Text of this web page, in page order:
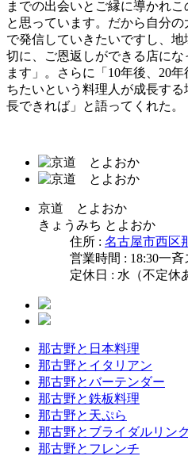
までの出会いとご縁に導かれ
と思っています。だから自分
で発信していきたいですし、
切に、ご恩返しができる店に
ます」。さらに「10年後、20
ちたいという料理人が成長す
長できれば」と語ってくれた。
京道 とよおか
きょうみち とよおか
住所 : 名古屋市西区
営業時間 : 18:30一斉
定休日 : 水（不定休
那古野と日本料理
那古野とイタリアン
那古野とバーテンダー
那古野と鉄板料理
那古野と天ぷら
那古野とブライダルリン
那古野とフレンチ